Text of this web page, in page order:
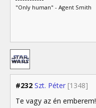
"Only human" - Agent Smith
#232 Szt. Péter [1348]
Te vagy az én emberem!